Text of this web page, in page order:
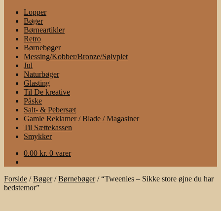
Lopper
Bøger
Børneartikler
Retro
Børnebøger
Messing/Kobber/Bronze/Sølvplet
Jul
Naturbøger
Glasting
Til De kreative
Påske
Salt- & Pebersæt
Gamle Reklamer / Blade / Magasiner
Til Sættekassen
Smykker
0.00 kr. 0 varer
Forside /Bøger/Børnebøger/“Tweenies – Sikke store øjne du har
bedstemor”